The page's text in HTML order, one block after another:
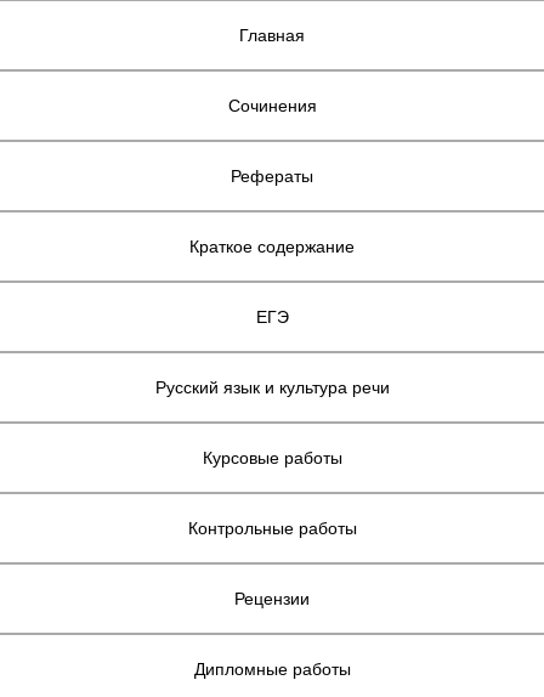
Главная
Сочинения
Рефераты
Краткое содержание
ЕГЭ
Русский язык и культура речи
Курсовые работы
Контрольные работы
Рецензии
Дипломные работы